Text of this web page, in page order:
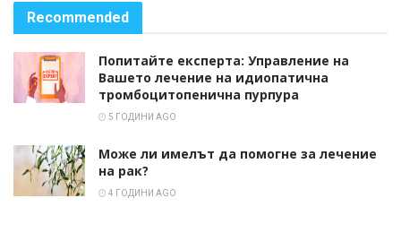
Recommended
Попитайте експерта: Управление на
Вашето лечение на идиопатична
тромбоцитопенична пурпура
5 ГОДИНИ AGO
Може ли имелът да помогне за лечение
на рак?
4 ГОДИНИ AGO